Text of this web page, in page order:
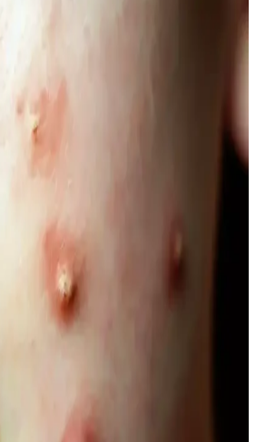
Kalıcı Saç Renkleri: Doğal ve
renk özellikleri, uygulama ve bakım
Arasındaki Bağlantı:
Bakım Yöntemleri
destekleme yöntemleri, organik
sağlanıyor. Güncel trendler
güzellikteki önemini vurguluyor.
Seçenekleri: Le Petit
Naturals Ürünleri
duş jeli ürünleri, cilt sağlığı ve
doğadan ilham alan formülleri
yapısı, çeşitli boyut ve fiyat
edilir.
Kremleri: Doğal ve
Önerileri